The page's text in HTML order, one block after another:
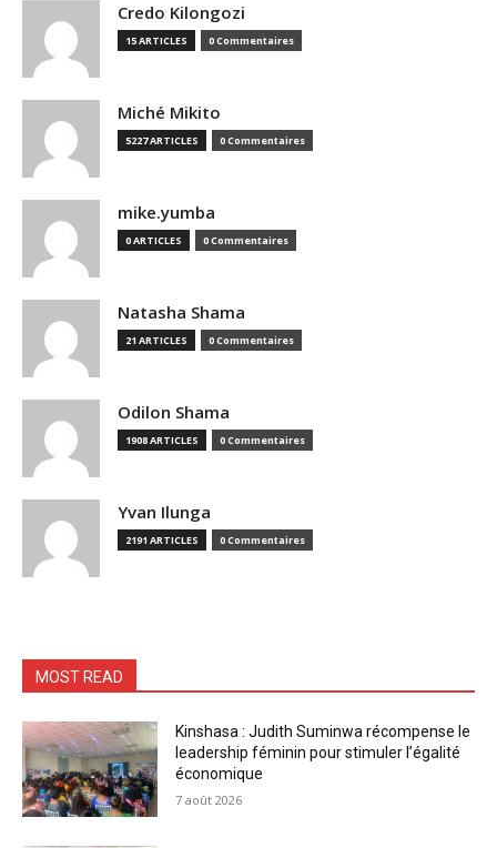
Credo Kilongozi
15 ARTICLES 0 Commentaires
Miché Mikito
5227 ARTICLES 0 Commentaires
mike.yumba
0 ARTICLES 0 Commentaires
Natasha Shama
21 ARTICLES 0 Commentaires
Odilon Shama
1908 ARTICLES 0 Commentaires
Yvan Ilunga
2191 ARTICLES 0 Commentaires
MOST READ
Kinshasa : Judith Suminwa récompense le
leadership féminin pour stimuler l’égalité
économique
7 août 2026